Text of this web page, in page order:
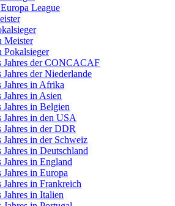
League
Meister
Pokalsieger
Jahres der CONCACAF
der Niederlande
Jahres in Afrika
in Asien
in Belgien
in den USA
in der DDR
in der Schweiz
in Deutschland
in England
in Europa
in Frankreich
in Italien